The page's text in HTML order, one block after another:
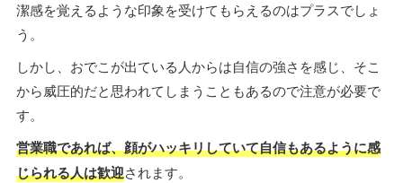
潔感を覚えるような印象を受けてもらえるのはプラスでしょ
う。
しかし、おでこが出ている人からは自信の強さを感じ、そこ
から威圧的だと思われてしまうこともあるので注意が必要で
す。
営業職であれば、顔がハッキリしていて自信もあるように感
じられる人は歓迎されます。